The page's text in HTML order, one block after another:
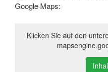
Google Maps:
Klicken Sie auf den